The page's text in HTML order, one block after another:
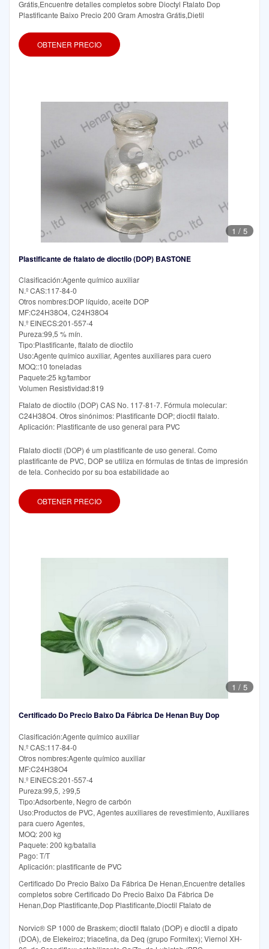
Grátis,Encuentre detalles completos sobre Dioctyl Ftalato Dop
Plastificante Baixo Precio 200 Gram Amostra Grátis,Dietil
OBTENER PRECIO
1 / 5
Plastificante de ftalato de dioctilo (DOP) BASTONE
Clasificación:Agente químico auxiliar
N.º CAS:117-84-0
Otros nombres:DOP líquido, aceite DOP
MF:C24H38O4, C24H38O4
N.º EINECS:201-557-4
Pureza:99,5 % mín.
Tipo:Plastificante, ftalato de dioctilo
Uso:Agente químico auxiliar, Agentes auxiliares para cuero
MOQ::10 toneladas
Paquete:25 kg/tambor
Volumen Resistividad:819
Ftalato de dioctilo (DOP) CAS No. 117-81-7. Fórmula molecular:
C24H38O4. Otros sinónimos: Plastificante DOP; dioctil ftalato.
Aplicación: Plastificante de uso general para PVC
Ftalato dioctil (DOP) é um plastificante de uso general. Como
plastificante de PVC, DOP se utiliza en fórmulas de tintas de impresión
de tela. Conhecido por su boa estabilidade ao
OBTENER PRECIO
1 / 5
Certificado Do Precio Baixo Da Fábrica De Henan Buy Dop
Clasificación:Agente químico auxiliar
N.º CAS:117-84-0
Otros nombres:Agente químico auxiliar
MF:C24H38O4
N.º EINECS:201-557-4
Pureza:99,5, ≥99,5
Tipo:Adsorbente, Negro de carbón
Uso:Productos de PVC, Agentes auxiliares de revestimiento, Auxiliares
para cuero Agentes,
MOQ: 200 kg
Paquete: 200 kg/batalla
Pago: T/T
Aplicación: plastificante de PVC
Certificado Do Precio Baixo Da Fábrica De Henan,Encuentre detalles
completos sobre Certificado Do Precio Baixo Da Fábrica De
Henan,Dop Plastificante,Dop Plastificante,Dioctil Ftalato de
Norvic® SP 1000 de Braskem; dioctil ftalato (DOP) e dioctil a dipato
(DOA), de Elekeiroz; triacetina, da Deq (grupo Formitex); Viernol XH-